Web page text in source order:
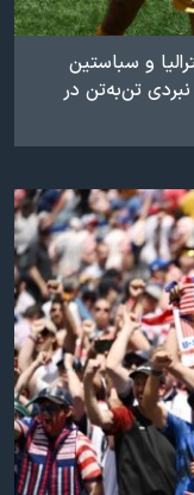
و سباستین
نبردی تن‌به‌تن در